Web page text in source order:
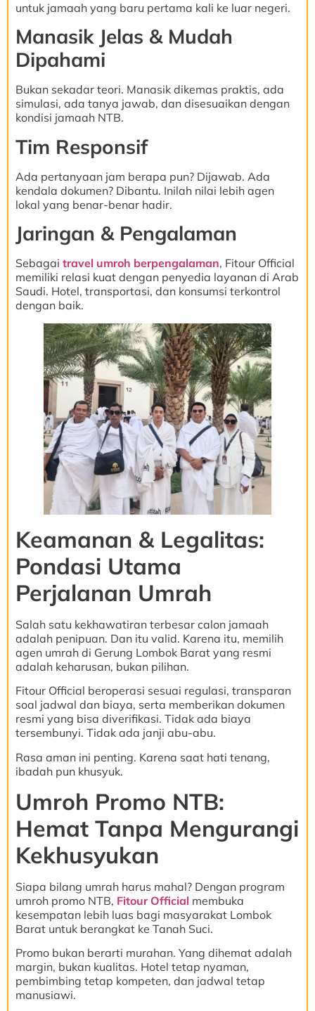
untuk jamaah yang baru pertama kali ke luar negeri.
Manasik Jelas & Mudah
Dipahami
Bukan sekadar teori. Manasik dikemas praktis, ada
simulasi, ada tanya jawab, dan disesuaikan dengan
kondisi jamaah NTB.
Tim Responsif
Ada pertanyaan jam berapa pun? Dijawab. Ada
kendala dokumen? Dibantu. Inilah nilai lebih agen
lokal yang benar-benar hadir.
Jaringan & Pengalaman
Sebagai travel umroh berpengalaman, Fitour Official
memiliki relasi kuat dengan penyedia layanan di Arab
Saudi. Hotel, transportasi, dan konsumsi terkontrol
dengan baik.
Keamanan & Legalitas:
Pondasi Utama
Perjalanan Umrah
Salah satu kekhawatiran terbesar calon jamaah
adalah penipuan. Dan itu valid. Karena itu, memilih
agen umrah di Gerung Lombok Barat yang resmi
adalah keharusan, bukan pilihan.
Fitour Official beroperasi sesuai regulasi, transparan
soal jadwal dan biaya, serta memberikan dokumen
resmi yang bisa diverifikasi. Tidak ada biaya
tersembunyi. Tidak ada janji abu-abu.
Rasa aman ini penting. Karena saat hati tenang,
ibadah pun khusyuk.
Umroh Promo NTB:
Hemat Tanpa Mengurangi
Kekhusyukan
Siapa bilang umrah harus mahal? Dengan program
umroh promo NTB, Fitour Official membuka
kesempatan lebih luas bagi masyarakat Lombok
Barat untuk berangkat ke Tanah Suci.
Promo bukan berarti murahan. Yang dihemat adalah
margin, bukan kualitas. Hotel tetap nyaman,
pembimbing tetap kompeten, dan jadwal tetap
manusiawi.